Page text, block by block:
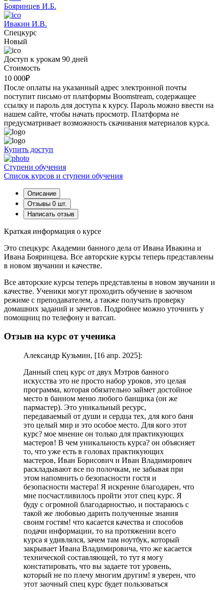
Бояринцев И.Б.
Ивакин И.В.
Спецкурс
Новый
Доступ к урокам 90 дней
Стоимость
10 000₽
После оплаты на указанный адрес электронной почты
поступит письмо от платформы Boomstream, содержащее
ссылку и пароль для доступа к курсу. Пароль можно ввести на
нашем сайте, чтобы начать просмотр. Платформа не
предусматривает возможность скачивания материалов курса.
Купить доступ
Cтупени обучения
Список курсов и ступени обучения
Описание
Отзывы 0 шт.
Написать отзыв
Краткая информация о курсе
Это спецкурс Академии банного дела от Ивана Ивакина и
Ивана Бояринцева. Все авторские курсы теперь представлены
в новом звучании и качестве.
Все авторские курсы теперь представлены в новом звучании и
качестве. Ученики могут проходить обучение в заочном
режиме с преподавателем, а также получать проверку
домашних заданий и зачетов. Подробнее можно уточнить у
помощниц по телефону и ватсап.
Отзыв на курс от ученика
Александр Кузьмин, [16 апр. 2025]:
Данный спец курс от двух Мэтров банного
искусства это не просто набор уроков, это целая
программа, которая обязательно займет достойное
место в банном меню любого банщика (он же
пармастер). Это уникальный ресурс,
передаваемый от души и сердца тех, для кого баня
это целый мир и это особое место. Для кого этот
курс? мое мнение он только для практикующих
мастеров! В чем уникальность курса? он объясняет
то, что уже есть в головах практикующих
мастеров, Иван Борисович и Иван Владимирович
раскладывают все по полочкам, не забывая при
этом напомнить о безопасности гостя и
безопасности мастера! Я искренне благодарен, что
мне посчастливилось пройти этот спец курс. Я
буду с огромной благодарностью, и постараюсь с
такой же любовью дарить полученные знания
своим гостям! что касается качества и способов
подачи информации, то на протяжении всего
курса я удивлялся, зачем там ноутбук, который
закрывает Ивана Владимировича, что же касается
технической составляющей, то тут я могу
констатировать, что вы задаете тот уровень,
который не по плечу многим другим! я уверен, что
этот заочный спец курс будет пользоваться